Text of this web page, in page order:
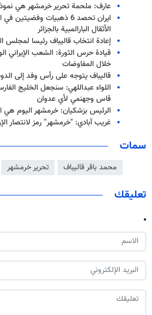
عارف: ملحمة تحرير خرمشهر هي
ايران تحصد 6 ذهبيات
الأثقال البارالمبية بالجزائر
إعادة انتخاب قاليباف رئيسا لمجلس
قيادة حرس الثورة: الشعب
خلال المفاوضات
قاليباف يتوجه على رأس وفد إلى
اللواء عبداللهي: سنجعل الخليج
قاس وجهنمي لأي عدوان
الرئيس بزشكيان: خرمشهر اليوم هي
غريب آبادي: "خرمشهر" رمز لانتصار
سمات
محمد باقر قاليباف تحرير خرمشهر
تعليقك